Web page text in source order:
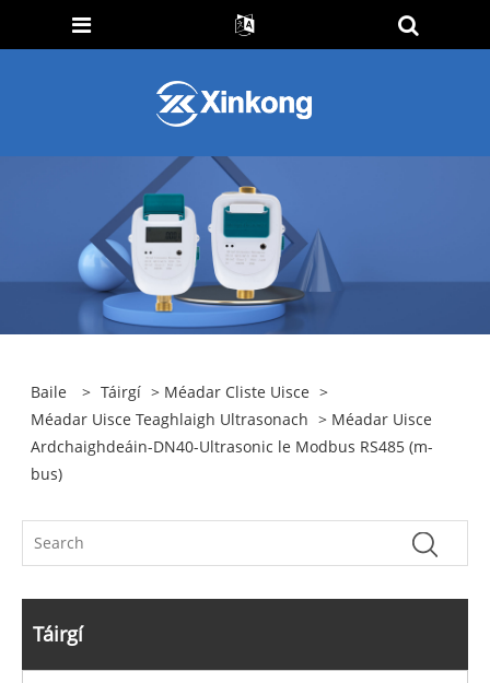
Baile > Táirgí > Méadar Cliste Uisce >
Méadar Uisce Teaghlaigh Ultrasonach > Méadar Uisce
Ardchaighdeáin-DN40-Ultrasonic le Modbus RS485 (m-
bus)
Táirgí